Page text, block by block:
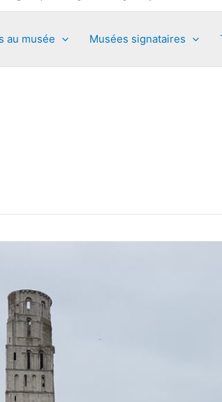
au musée Musées signataires